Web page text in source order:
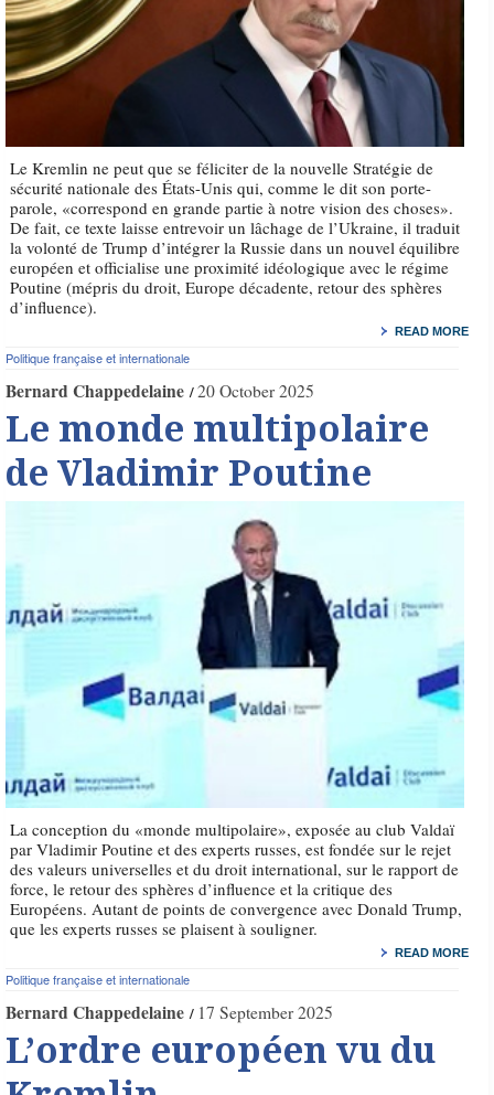
Le Kremlin ne peut que se féliciter de la nouvelle Stratégie de
sécurité nationale des États-Unis qui, comme le dit son porte-
parole, «correspond en grande partie à notre vision des choses».
De fait, ce texte laisse entrevoir un lâchage de l’Ukraine, il traduit
la volonté de Trump d’intégrer la Russie dans un nouvel équilibre
européen et officialise une proximité idéologique avec le régime
Poutine (mépris du droit, Europe décadente, retour des sphères
d’influence).
READ MORE
Politique française et internationale
Bernard Chappedelaine 20 October 2025
Le monde multipolaire
de Vladimir Poutine
La conception du «monde multipolaire», exposée au club Valdaï
par Vladimir Poutine et des experts russes, est fondée sur le rejet
des valeurs universelles et du droit international, sur le rapport de
force, le retour des sphères d’influence et la critique des
Européens. Autant de points de convergence avec Donald Trump,
que les experts russes se plaisent à souligner.
READ MORE
Politique française et internationale
Bernard Chappedelaine 17 September 2025
L’ordre européen vu du